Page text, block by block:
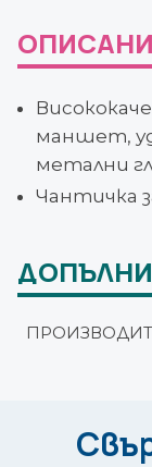
маншет,
метални
Чантичка